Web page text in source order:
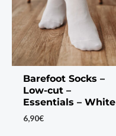
Barefoot Socks –
Low-cut –
Essentials – White
6,90€